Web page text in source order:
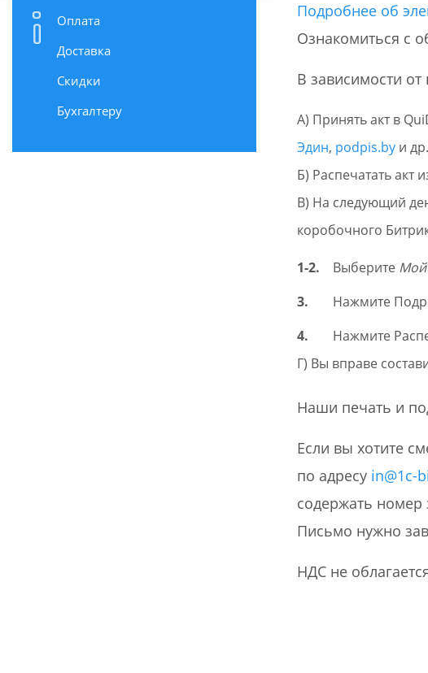
Оплата
Доставка
Скидки
Бухгалтеру
Подробнее об
Ознакомиться с
В зависимости
Принять акт в
Эдин, podpis.by и
Распечатать акт
На следующий
коробочного
Выберите Мой
Нажмите
Нажмите
Вы вправе
Наши печать и
Если вы хотите
по адресу in@1c-
содержать номер
Письмо нужно
НДС не